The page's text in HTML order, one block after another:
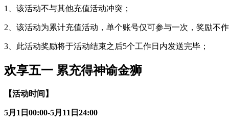
1、该活动不与其他充值活动冲突；
2、该活动为累计充值活动，单个账号仅可参与一次，奖励不作
3、此活动奖励将于活动结束之后5个工作日内发送完毕；
欢享五一 累充得神谕金狮
【活动时间】
5月1日00:00-5月11日24:00